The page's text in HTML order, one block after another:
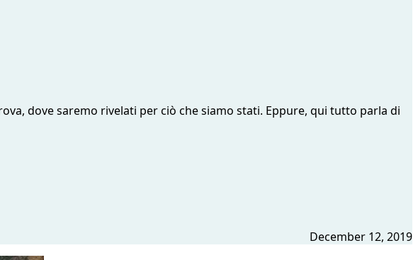
dove saremo rivelati per ciò che siamo stati. Eppure, qui tutto parla di
December 12, 2019